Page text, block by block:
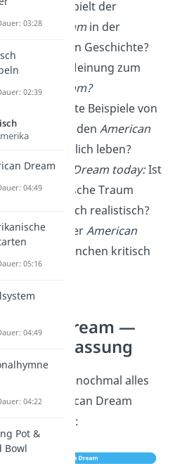
Rolle spielt der
Dreamin der
amerikanischen Geschichte?
ist deine Meinung zum
Dream?
Gibt es konkrete Beispiele von
die denAmerican
tatsächlich leben?
American Dream today:Ist
amerikanische Traum
heutzutage noch realistisch?
wird derAmerican
von manchen kritisch
Dream —
wir dir nochmal alles
American Dream
03:28
02:39
Dream
04:49
05:16
04:49
04:22
Pot &
Bowl